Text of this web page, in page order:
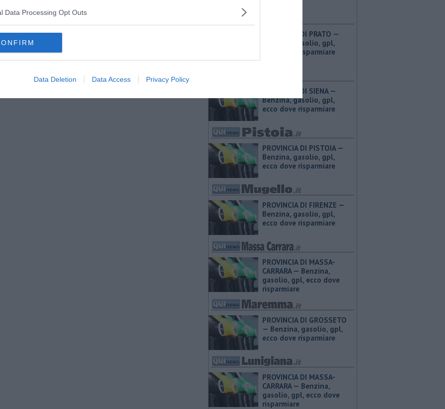
Data Processing Opt Outs
Data Deletion Data Access Privacy Policy
PROVINCIA DI PRATO — ​
Benzina, gasolio, gpl,
ecco dove risparmiare
PROVINCIA DI SIENA — ​
Benzina, gasolio, gpl,
ecco dove risparmiare
PROVINCIA DI PISTOIA — ​
Benzina, gasolio, gpl,
ecco dove risparmiare
PROVINCIA DI FIRENZE — ​
Benzina, gasolio, gpl,
ecco dove risparmiare
PROVINCIA DI MASSA-
CARRARA — ​Benzina,
gasolio, gpl, ecco dove
risparmiare
PROVINCIA DI GROSSETO
— ​Benzina, gasolio, gpl,
ecco dove risparmiare
PROVINCIA DI MASSA-
CARRARA — ​Benzina,
gasolio, gpl, ecco dove
risparmiare